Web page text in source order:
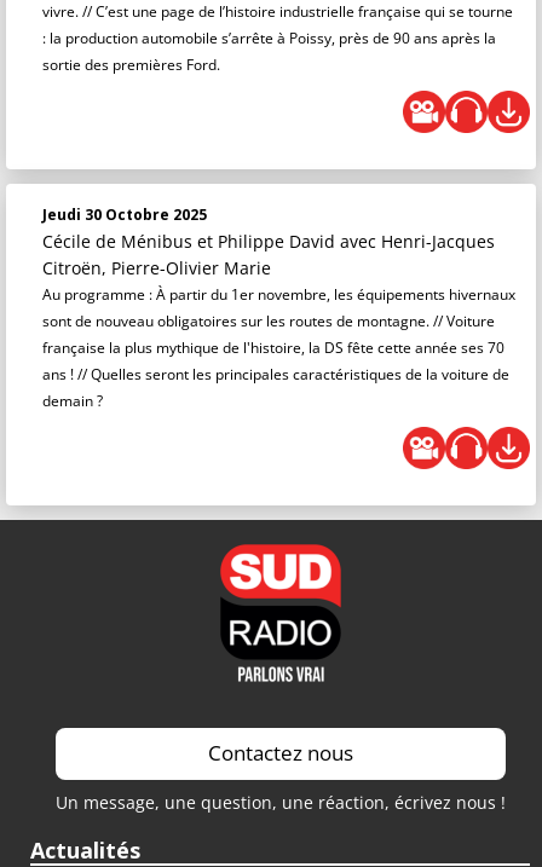
vivre. // C’est une page de l’histoire industrielle française qui se tourne
: la production automobile s’arrête à Poissy, près de 90 ans après la
sortie des premières Ford.
Jeudi 30 Octobre 2025
Cécile de Ménibus et Philippe David avec Henri-Jacques
Citroën, Pierre-Olivier Marie
Au programme : À partir du 1er novembre, les équipements hivernaux
sont de nouveau obligatoires sur les routes de montagne. // Voiture
française la plus mythique de l'histoire, la DS fête cette année ses 70
ans ! // Quelles seront les principales caractéristiques de la voiture de
demain ?
Contactez nous
Un message, une question, une réaction, écrivez nous !
Actualités